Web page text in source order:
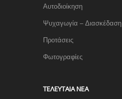
Αυτοδιοίκηση
Ψυχαγωγία – Διασκέδαση
Προτάσεις
Φωτογραφίες
TΕΛΕΥΤΑΊΑ ΝΈΑ